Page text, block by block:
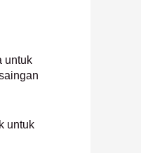
untuk
untuk